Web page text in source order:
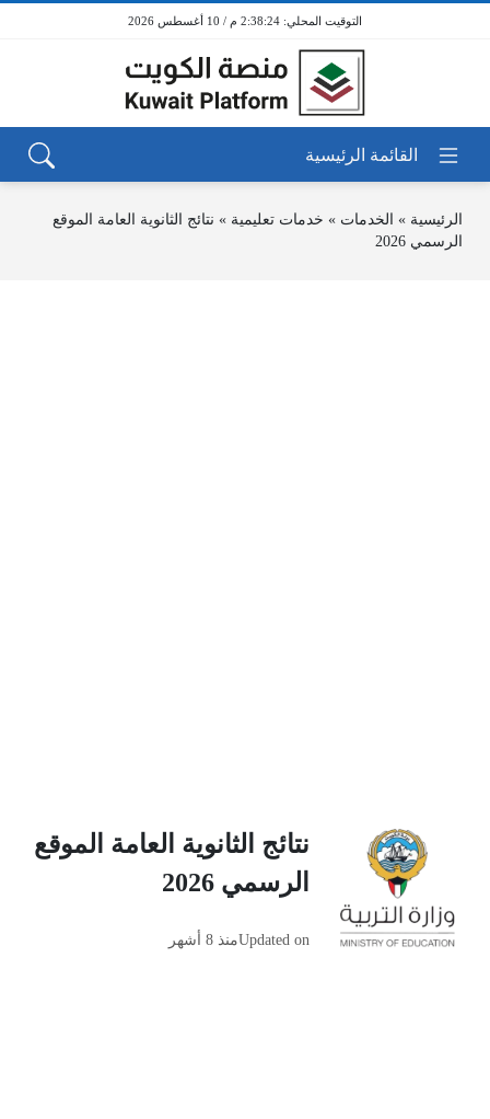
2:38:24 م / 10 أغسطس 2026
الرئيسية » الخدمات » خدمات تعليمية » نتائج الثانوية العامة الموقع
الرسمي 2026
نتائج الثانوية العامة الموقع
الرسمي 2026
Updated onمنذ 8 أشهر